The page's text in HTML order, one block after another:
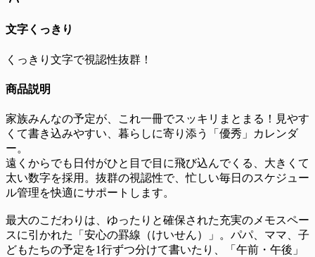
文字くっきり
くっきり文字で視認性抜群！
商品説明
家族みんなの予定が、これ一冊でスッキリまとまる！見やす
くて書き込みやすい、暮らしに寄り添う「優秀」カレンダ
ー。
遠くからでも日付がひと目で目に飛び込んでくる、大きくて
太い数字を採用。抜群の視認性で、忙しい毎日のスケジュー
ル管理を快適にサポートします。
最大のこだわりは、ゆったりと確保された充実のメモスペー
スに引かれた「安心の罫線（けいせん）」。パパ、ママ、子
どもたちの予定を1行ずつ分けて書いたり、「午前・午後」